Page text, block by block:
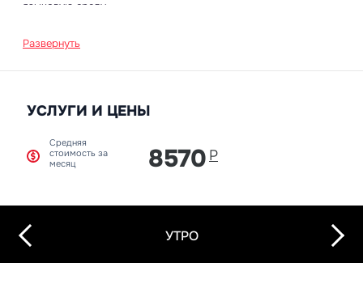
языковую среду.
Развернуть
УСЛУГИ И ЦЕНЫ
Средняя
стоимость за
месяц
8570 Р
Previous УТРО Next